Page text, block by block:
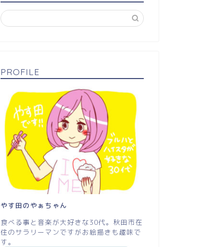
PROFILE
やす田のやぁちゃん
食べる事と音楽が大好きな30代。秋田市在
住のサラリーマンですがお絵描きも趣味で
す。